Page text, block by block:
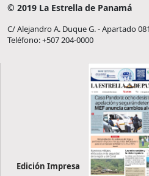
© 2019 La Estrella de Panamá
C/ Alejandro A. Duque G. - Apartado
Teléfono: +507 204-0000
Edición Impresa